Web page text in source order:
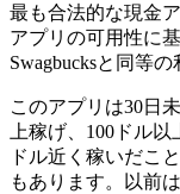
最も合法的な現金
アプリの可用性に
Swagbucksと同等
このアプリは30日
上稼げ、100ドル
ドル近く稼いだこ
もあります。以前